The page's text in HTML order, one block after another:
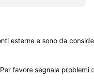
esterne e sono da
favore segnala problemi